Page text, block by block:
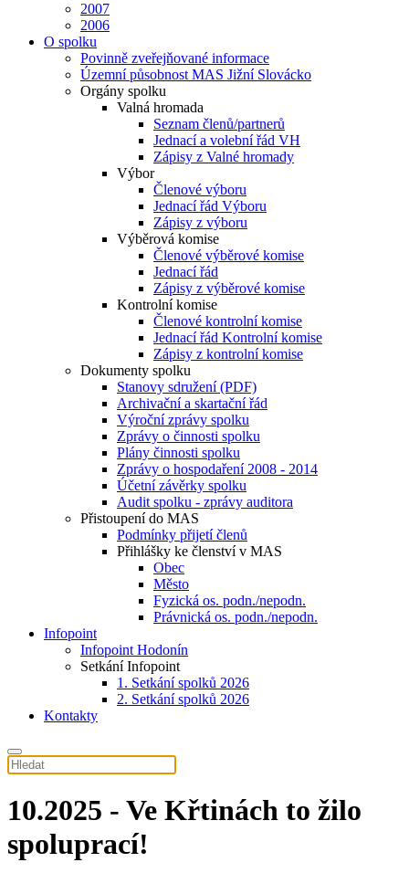
2007
2006
O spolku
Povinně zveřejňované informace
Územní působnost MAS Jižní Slovácko
Orgány spolku
Valná hromada
Seznam členů/partnerů
Jednací a volební řád VH
Zápisy z Valné hromady
Výbor
Členové výboru
Jednací řád Výboru
Zápisy z výboru
Výběrová komise
Členové výběrové komise
Jednací řád
Zápisy z výběrové komise
Kontrolní komise
Členové kontrolní komise
Jednací řád Kontrolní komise
Zápisy z kontrolní komise
Dokumenty spolku
Stanovy sdružení (PDF)
Archivační a skartační řád
Výroční zprávy spolku
Zprávy o činnosti spolku
Plány činnosti spolku
Zprávy o hospodaření 2008 - 2014
Účetní závěrky spolku
Audit spolku - zprávy auditora
Přistoupení do MAS
Podmínky přijetí členů
Přihlášky ke členství v MAS
Obec
Město
Fyzická os. podn./nepodn.
Právnická os. podn./nepodn.
Infopoint
Infopoint Hodonín
Setkání Infopoint
1. Setkání spolků 2026
2. Setkání spolků 2026
Kontakty
10.2025 - Ve Křtinách to žilo
spoluprací!